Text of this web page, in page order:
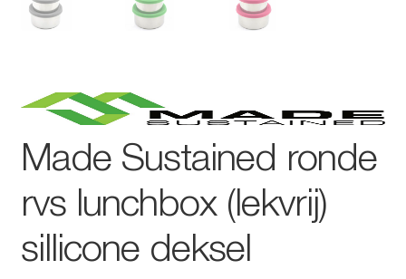
Made Sustained ronde
rvs lunchbox (lekvrij)
sillicone deksel